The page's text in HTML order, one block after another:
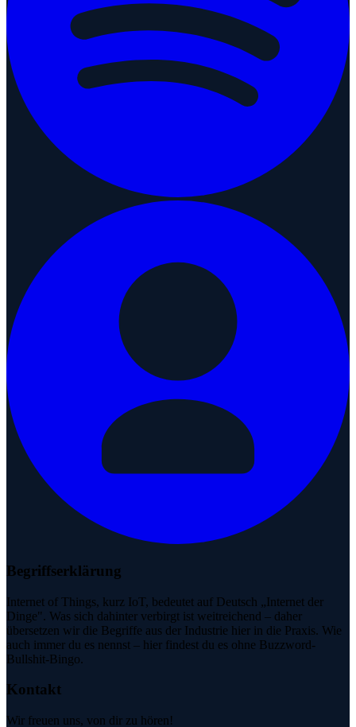
Begriffserklärung
Internet of Things, kurz IoT, bedeutet auf Deutsch „Internet der
Dinge". Was sich dahinter verbirgt ist weitreichend – daher
übersetzen wir die Begriffe aus der Industrie hier in die Praxis. Wie
auch immer du es nennst – hier findest du es ohne Buzzword-
Bullshit-Bingo.
Kontakt
Wir freuen uns, von dir zu hören!